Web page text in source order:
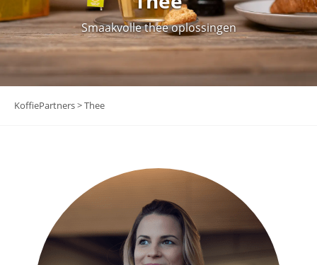
Smaakvolle thee oplossingen
KoffiePartners>Thee